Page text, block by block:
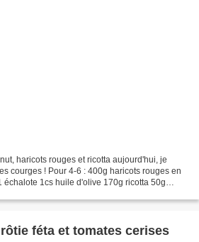
haricots rouges et ricotta aujourd'hui, je
courges ! Pour 4-6 : 400g haricots rouges en
échalote 1cs huile d'olive 170g ricotta 50g
féta et tomates cerises